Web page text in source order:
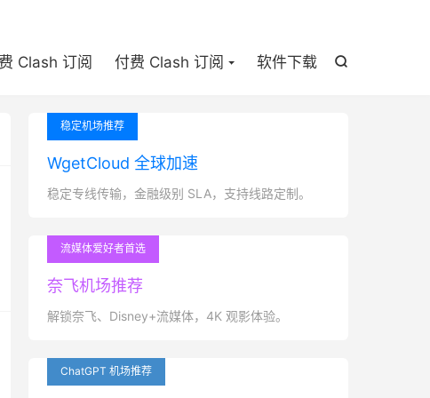

Clash 订阅 付费 Clash 订阅 软件下载
稳定机场推荐
WgetCloud 全球加速
稳定专线传输，金融级别 SLA，支持线路定制。
流媒体爱好者首选
奈飞机场推荐
解锁奈飞、Disney+流媒体，4K 观影体验。
ChatGPT 机场推荐